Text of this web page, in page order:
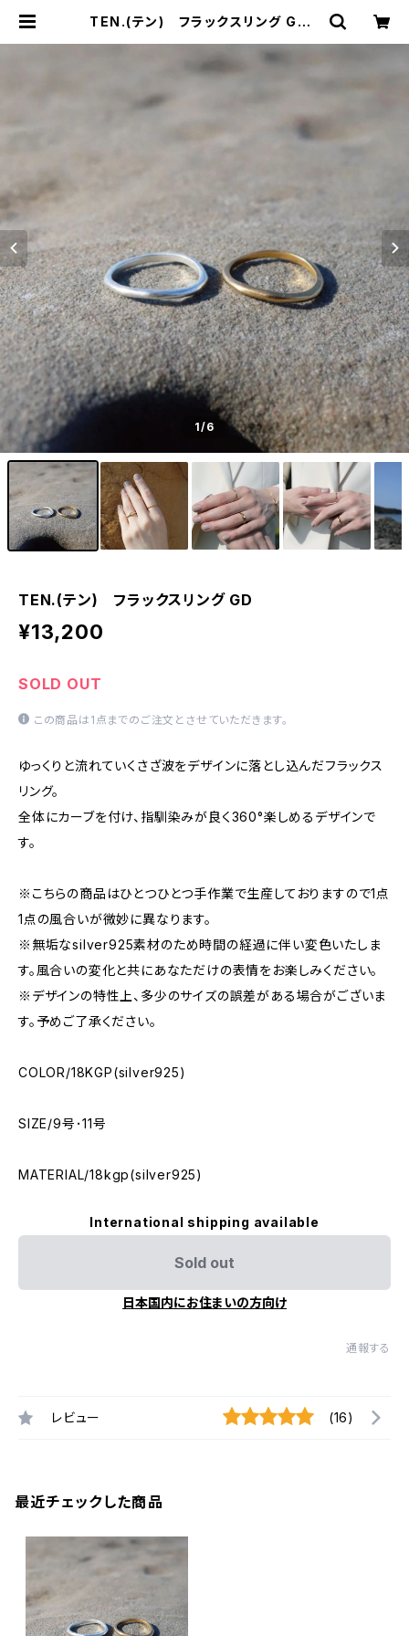
TEN.(テン) フラックスリング GD |
ァッション通販サイト
1/6
TEN.(テン) フラックスリング GD
¥13,200
SOLD OUT
この商品は1点までのご注文とさせていただきます。
ゆっくりと流れていくさざ波をデザインに落とし込んだフラックス
リング。
全体にカーブを付け、指馴染みが良く360°楽しめるデザインで
す。
※こちらの商品はひとつひとつ手作業で生産しておりますので1点
1点の風合いが微妙に異なります。
※無垢なsilver925素材のため時間の経過に伴い変色いたしま
す。風合いの変化と共にあなただけの表情をお楽しみください。
※デザインの特性上、多少のサイズの誤差がある場合がございま
す。予めご了承ください。
COLOR/18KGP(silver925)
SIZE/9号･11号
MATERIAL/18kgp(silver925)
International shipping available
Sold out
日本国内にお住まいの方向け
通報する
レビュー (16)
最近チェックした商品